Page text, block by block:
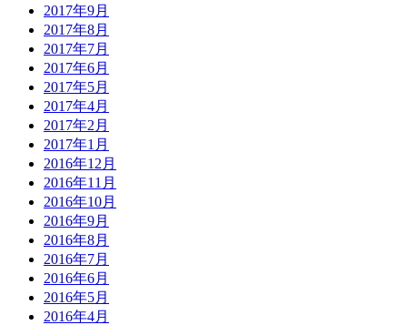
2017年9月
2017年8月
2017年7月
2017年6月
2017年5月
2017年4月
2017年2月
2017年1月
2016年12月
2016年11月
2016年10月
2016年9月
2016年8月
2016年7月
2016年6月
2016年5月
2016年4月